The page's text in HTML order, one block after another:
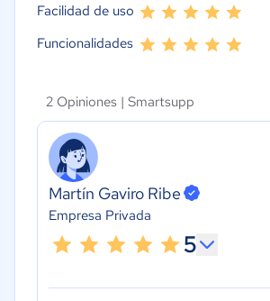
Facilidad de uso
Funcionalidades
2 Opiniones | Smartsupp
Martín Gaviro Ribe
Empresa Privada
5